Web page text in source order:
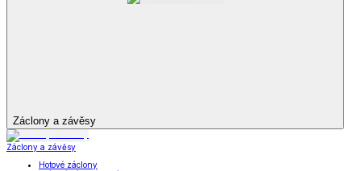
Záclony a závěsy
Záclony a závěsy
Hotové záclony